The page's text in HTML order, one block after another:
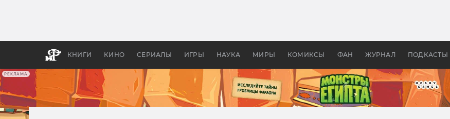
РЕКЛАМА
КНИГИ КИНО СЕРИАЛЫ ИГРЫ НАУКА МИРЫ КОМИКСЫ ФАН ЖУРНАЛ ПОДКАСТЫ
апокалипсис, в России —
бы «Властелина колец»